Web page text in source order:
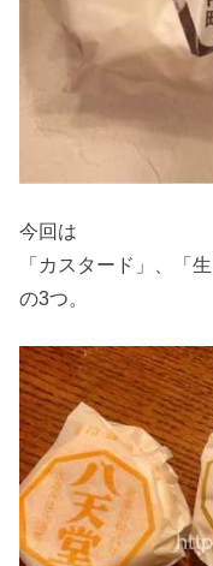
今回は
「カスタード」、「
の3つ。